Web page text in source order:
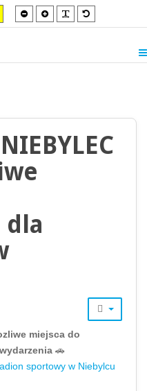
Smaller
font
Larger
font
Default
font
dla
miejsca do
🚗
sportowy w Niebylcu